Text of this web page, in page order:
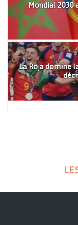
Mondial 2030
La Roja domine